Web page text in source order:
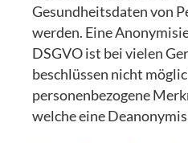
Gesundheitsdaten von
werden. Eine
DSGVO ist bei vielen
beschlüssen nicht
personenbezogene
welche eine